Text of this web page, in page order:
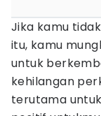
Jika kamu
itu, kamu
untuk
kehilangan
terutama